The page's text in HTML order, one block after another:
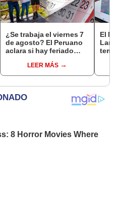
¿Se trabaja el viernes 7
de agosto? El Peruano
aclara si hay feriado
del 6 de agosto
LEER MÁS
El
palta